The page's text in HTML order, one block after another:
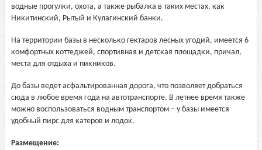
водные прогулки, охота, а также рыбалка в таких местах, как
Никитинский, Рытый и Кулагинский банки.
На территории базы в несколько гектаров лесных угодий, имеется 6
комфортных коттеджей, спортивная и детская площадки, причал,
места для отдыха и пикников.
До базы ведет асфальтированная дорога, что позволяет добраться
сюда в любое время года на автотранспорте. В летнее время также
можно воспользоваться водным транспортом – у базы имеется
удобный пирс для катеров и лодок.
Размещение: